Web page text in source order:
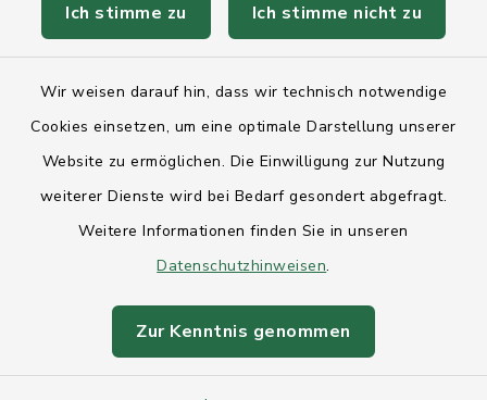
Ich stimme zu Ich stimme nicht zu
Wir weisen darauf hin, dass wir technisch notwendige
Cookies einsetzen, um eine optimale Darstellung unserer
Website zu ermöglichen. Die Einwilligung zur Nutzung
weiterer Dienste wird bei Bedarf gesondert abgefragt.
Weitere Informationen finden Sie in unseren
Datenschutzhinweisen.
Zur Kenntnis genommen
Barrierefreiheit
Impressum
Sitemap
Intranet
Cookie-Einstellungen